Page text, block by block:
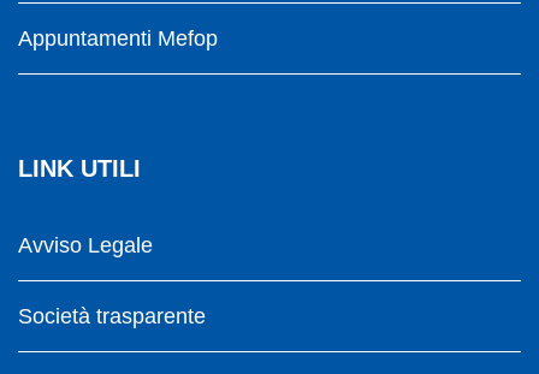
Appuntamenti Mefop
LINK UTILI
Avviso Legale
Società trasparente